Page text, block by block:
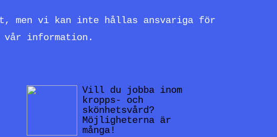
men vi kan inte hållas ansvariga för
information.
Vill du jobba inom
kropps- och
skönhetsvård?
Möjligheterna är
många!